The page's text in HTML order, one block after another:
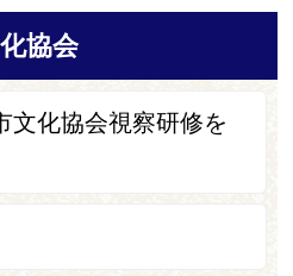
協会
文化協会視察研修を